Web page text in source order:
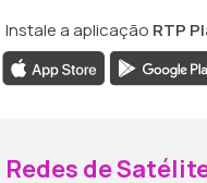
Instale a aplicação RTP
Redes de